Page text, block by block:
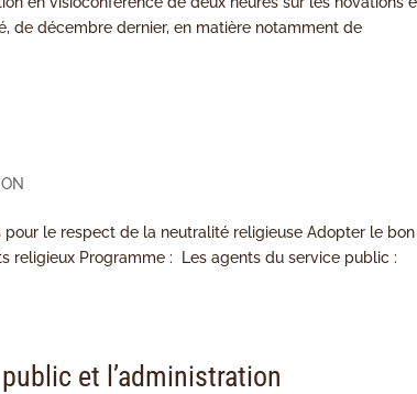
de décembre dernier, en matière notamment de
le respect de la neutralité religieuse Adopter le bon
religieux Programme : Les agents du service public :
et l’administration